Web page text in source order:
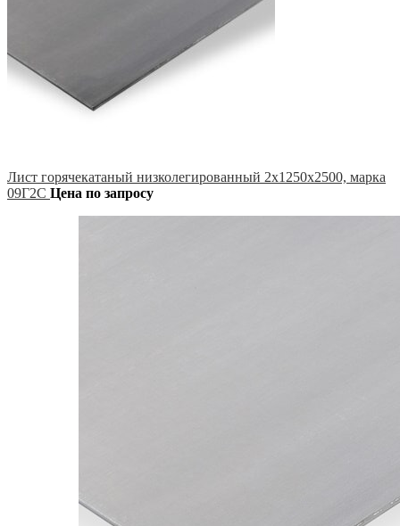
Лист горячекатаный низколегированный 2х1250х2500, марка
09Г2С Цена по запросу